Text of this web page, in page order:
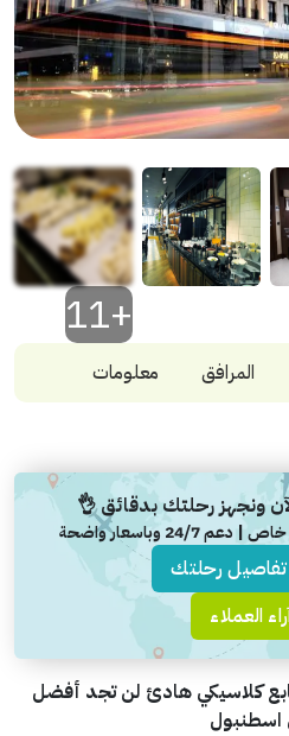
+11
المرافق معلومات
ونجهز رحلتك بدقائق 👌
7 وباسعار واضحة
رحلتك
العملاء
كلاسيكي هادئ لن تجد أفضل